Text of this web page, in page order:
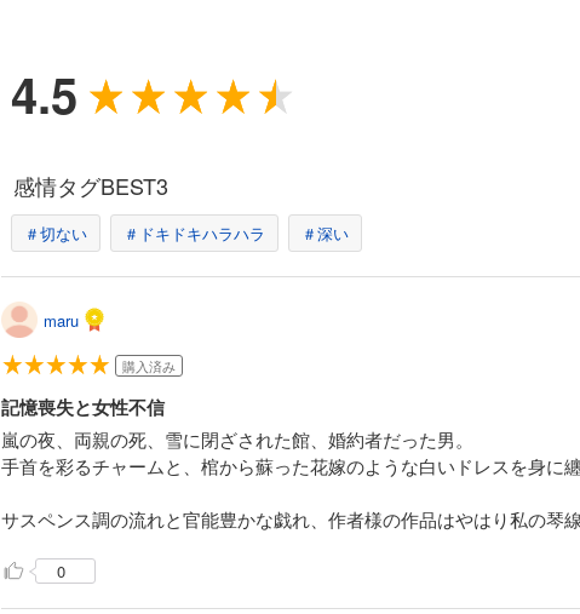
4.5
感情タグBEST3
＃切ない ＃ドキドキハラハラ ＃深い
maru
購入済み
記憶喪失と女性不信
嵐の夜、両親の死、雪に閉ざされた館、婚約者だった男。
手首を彩るチャームと、棺から蘇った花嫁のような白いドレスを身に纏
サスペンス調の流れと官能豊かな戯れ、作者様の作品はやはり私の琴
0